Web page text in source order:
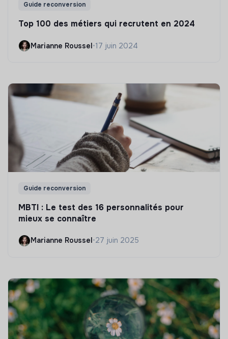
Guide reconversion
Top 100 des métiers qui recrutent en 2024
Marianne Roussel•17 juin 2024
Guide reconversion
MBTI : Le test des 16 personnalités pour
mieux se connaître
Marianne Roussel •27 juin 2025